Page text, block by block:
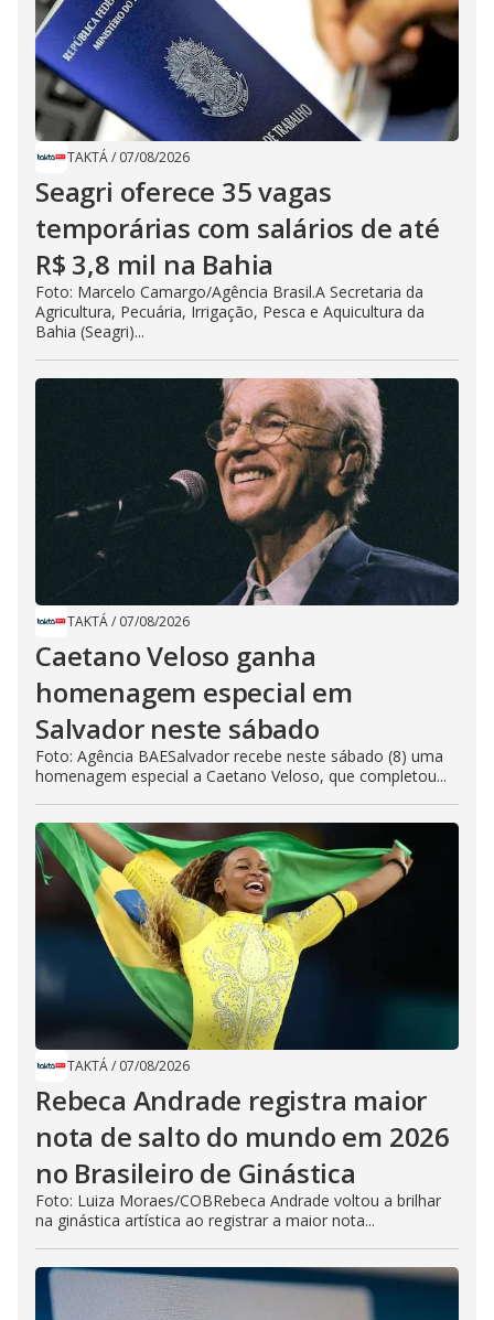
TAKTÁ/ 07/08/2026
Seagri oferece 35 vagas
temporárias com salários de até
R$ 3,8 mil na Bahia
Foto: Marcelo Camargo/Agência Brasil.A Secretaria da
Agricultura, Pecuária, Irrigação, Pesca e Aquicultura da
Bahia (Seagri)...
TAKTÁ/ 07/08/2026
Caetano Veloso ganha
homenagem especial em
Salvador neste sábado
Foto: Agência BAESalvador recebe neste sábado (8) uma
homenagem especial a Caetano Veloso, que completou...
TAKTÁ/ 07/08/2026
Rebeca Andrade registra maior
nota de salto do mundo em 2026
no Brasileiro de Ginástica
Foto: Luiza Moraes/COBRebeca Andrade voltou a brilhar
na ginástica artística ao registrar a maior nota...